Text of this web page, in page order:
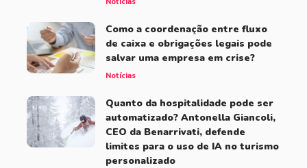
Como a coordenação entre fluxo
de caixa e obrigações legais pode
salvar uma empresa em crise?
Notícias
Quanto da hospitalidade pode ser
automatizado? Antonella Giancoli,
CEO da Benarrivati, defende
limites para o uso de IA no turismo
personalizado